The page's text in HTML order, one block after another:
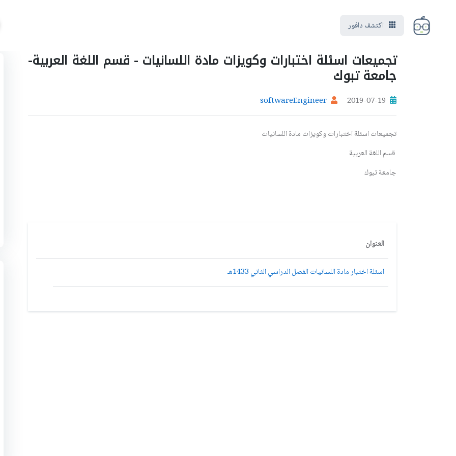
اكتشف دافور
تجميعات اسئلة اختبارات وكويزات مادة اللسانيات - قسم اللغة العربية-
جامعة تبوك
2019-07-19
softwareEngineer
تجميعات اسئلة اختبارات وكويزات مادة اللسانيات
قسم اللغة العربية
جامعة تبوك
العنوان
اسئلة اختبار مادة اللسانيات الفصل الدراسي الثاني 1433هـ